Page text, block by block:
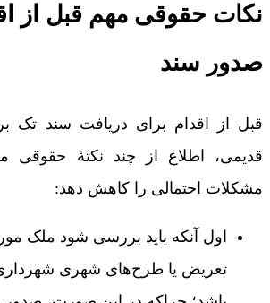
نکات حقوقی مهم قبل از
صدور سند
قبل از اقدام برای دریافت سند تک
قدیمی، اطلاع از چند نکتۀ حقوقی
مشکلات احتمالی را کاهش دهد:
اول آنکه باید بررسی شود ملک
تعریض یا طرح‌های شهری شهرداری